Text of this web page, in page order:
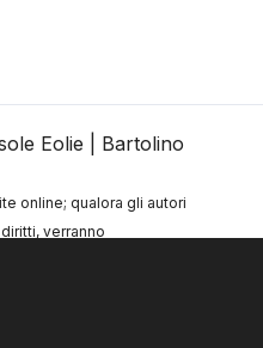
Eolie | Bartolino
online; qualora gli autori
verranno